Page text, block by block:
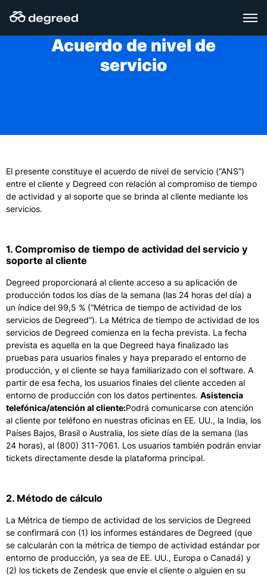
content
Acuerdo de nivel de
servicio
El presente constituye el acuerdo de nivel de servicio (“ANS”)
entre el cliente y Degreed con relación al compromiso de tiempo
de actividad y al soporte que se brinda al cliente mediante los
servicios.
1. Compromiso de tiempo de actividad del servicio y
soporte al cliente
Degreed proporcionará al cliente acceso a su aplicación de
producción todos los días de la semana (las 24 horas del día) a
un índice del 99,5 % (“Métrica de tiempo de actividad de los
servicios de Degreed”). La Métrica de tiempo de actividad de los
servicios de Degreed comienza en la fecha prevista. La fecha
prevista es aquella en la que Degreed haya finalizado las
pruebas para usuarios finales y haya preparado el entorno de
producción, y el cliente se haya familiarizado con el software. A
partir de esa fecha, los usuarios finales del cliente acceden al
entorno de producción con los datos pertinentes. Asistencia
telefónica/atención al cliente:Podrá comunicarse con atención
al cliente por teléfono en nuestras oficinas en EE. UU., la India, los
Países Bajos, Brasil o Australia, los siete días de la semana (las
24 horas), al (800) 311-7061. Los usuarios también podrán enviar
tickets directamente desde la plataforma principal.
2. Método de cálculo
La Métrica de tiempo de actividad de los servicios de Degreed
se confirmará con (1) los informes estándares de Degreed (que
se calcularán con la métrica de tiempo de actividad estándar por
entorno de producción, ya sea de EE. UU., Europa o Canadá) y
(2) los tickets de Zendesk que envíe el cliente o alguien en su